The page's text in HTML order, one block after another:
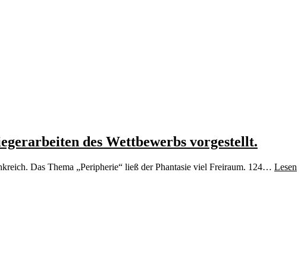
des Wettbewerbs vorgestellt.
Das Thema „Peripherie“ ließ der Phantasie viel Freiraum. 124… Lesen